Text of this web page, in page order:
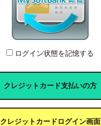
ログイン状態を記憶する
クレジットカード支払いの方
クレジットカードログイン画面